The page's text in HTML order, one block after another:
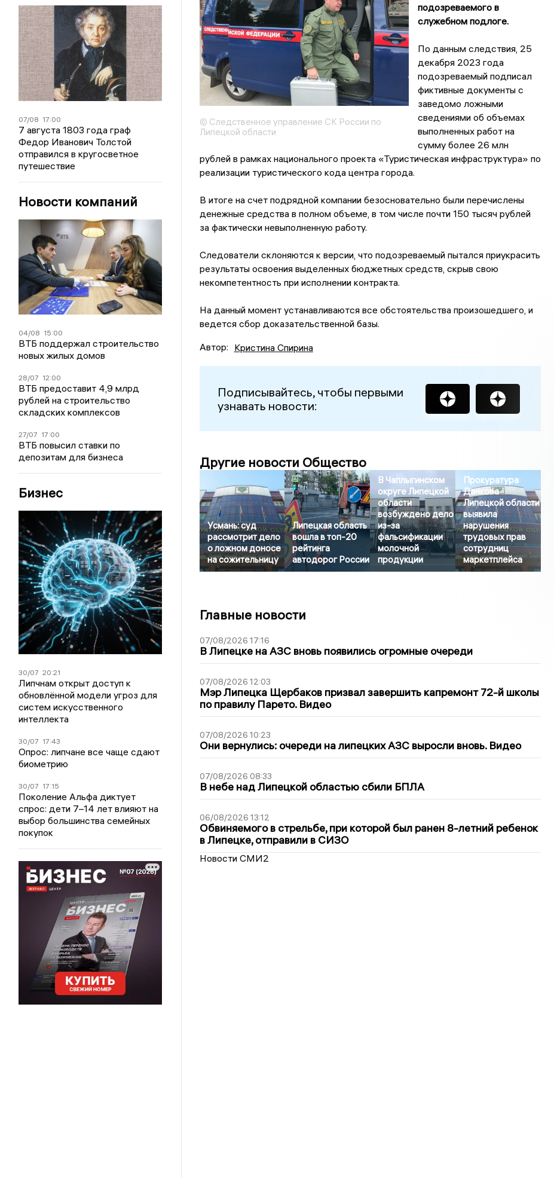
07/08 17:00
7 августа 1803 года граф
Федор Иванович Толстой
отправился в кругосветное
путешествие
Новости компаний
04/08 15:00
ВТБ поддержал строительство
новых жилых домов
28/07 12:00
ВТБ предоставит 4,9 млрд
рублей на строительство
складских комплексов
27/07 17:00
ВТБ повысил ставки по
депозитам для бизнеса
Бизнес
30/07 20:21
Липчнам открыт доступ к
обновлённой модели угроз для
систем искусственного
интеллекта
30/07 17:43
Опрос: липчане все чаще сдают
биометрию
30/07 17:15
Поколение Альфа диктует
спрос: дети 7–14 лет влияют на
выбор большинства семейных
покупок
© Следственное управление СК России по
Липецкой области
подозреваемого в
служебном подлоге.
По данным следствия, 25
декабря 2023 года
подозреваемый подписал
фиктивные документы с
заведомо ложными
сведениями об объемах
выполненных работ на
сумму более 26 млн
рублей в рамках национального проекта «Туристическая инфраструктура» по
реализации туристического кода центра города.
В итоге на счет подрядной компании безосновательно были перечислены
денежные средства в полном объеме, в том числе почти 150 тысяч рублей
за фактически невыполненную работу.
Следователи склоняются к версии, что подозреваемый пытался приукрасить
результаты освоения выделенных бюджетных средств, скрыв свою
некомпетентность при исполнении контракта.
На данный момент устанавливаются все обстоятельства произошедшего, и
ведется сбор доказательственной базы.
Автор: Кристина Спирина
Подписывайтесь, чтобы первыми
узнавать новости:
Другие новости Общество
Усмань: суд
рассмотрит дело
о ложном доносе
на сожительницу
Липецкая область
вошла в топ-20
рейтинга
автодорог России
В Чаплыгинском
округе Липецкой
области
возбуждено дело
из-за
фальсификации
молочной
продукции
Прокуратура
Данкова
Липецкой области
выявила
нарушения
трудовых прав
сотрудниц
маркетплейса
Главные новости
07/08/2026 17:16
В Липецке на АЗС вновь появились огромные очереди
07/08/2026 12:03
Мэр Липецка Щербаков призвал завершить капремонт 72-й школы
по правилу Парето. Видео
07/08/2026 10:23
Они вернулись: очереди на липецких АЗС выросли вновь. Видео
07/08/2026 08:33
В небе над Липецкой областью сбили БПЛА
06/08/2026 13:12
Обвиняемого в стрельбе, при которой был ранен 8-летний ребенок
в Липецке, отправили в СИЗО
Новости СМИ2